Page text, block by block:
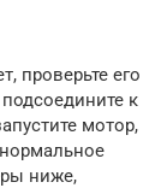
проверьте его
к
мотор,
ниже,